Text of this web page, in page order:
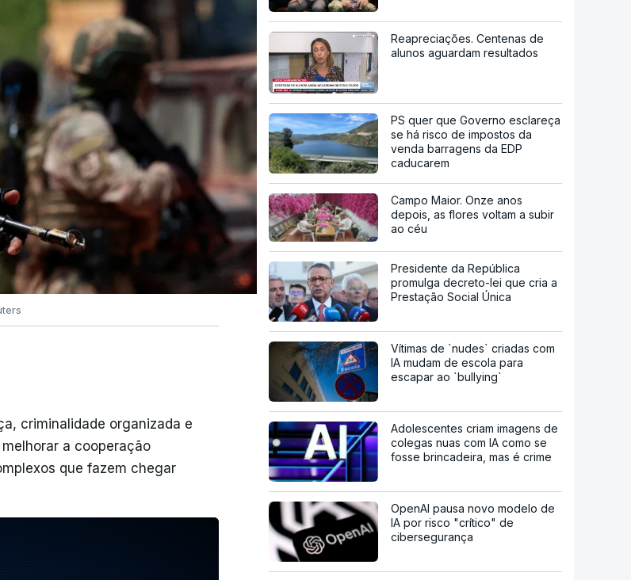
criminalidade organizada e
a cooperação
que fazem chegar
Reapreciações. Centenas de
alunos aguardam resultados
PS quer que Governo esclareça
se há risco de impostos da
venda barragens da EDP
caducarem
Campo Maior. Onze anos
depois, as flores voltam a subir
ao céu
Presidente da República
promulga decreto-lei que cria a
Prestação Social Única
Vítimas de `nudes` criadas com
IA mudam de escola para
escapar ao `bullying`
Adolescentes criam imagens de
colegas nuas com IA como se
fosse brincadeira, mas é crime
OpenAI pausa novo modelo de
IA por risco "crítico" de
cibersegurança